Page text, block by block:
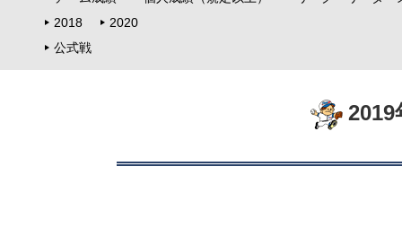
2018
2020
公式戦
2019